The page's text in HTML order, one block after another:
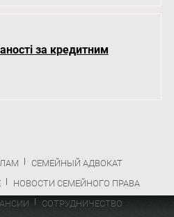
за кредитним
СЕМЕЙНЫЙ АДВОКАТ
НОВОСТИ СЕМЕЙНОГО ПРАВА
СОТРУДНИЧЕСТВО